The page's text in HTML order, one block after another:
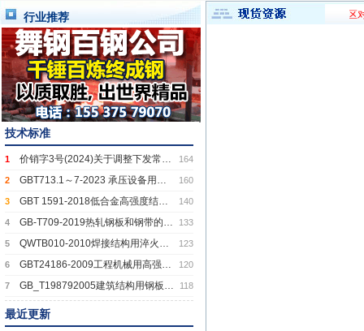
行业推荐 仓库出租：上曹社区对面